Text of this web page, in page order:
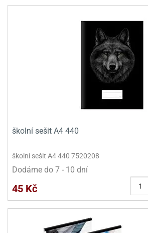
školní sešit A4 440
školní sešit A4 440 7520208
Dodáme do 7 - 10 dní
45 Kč